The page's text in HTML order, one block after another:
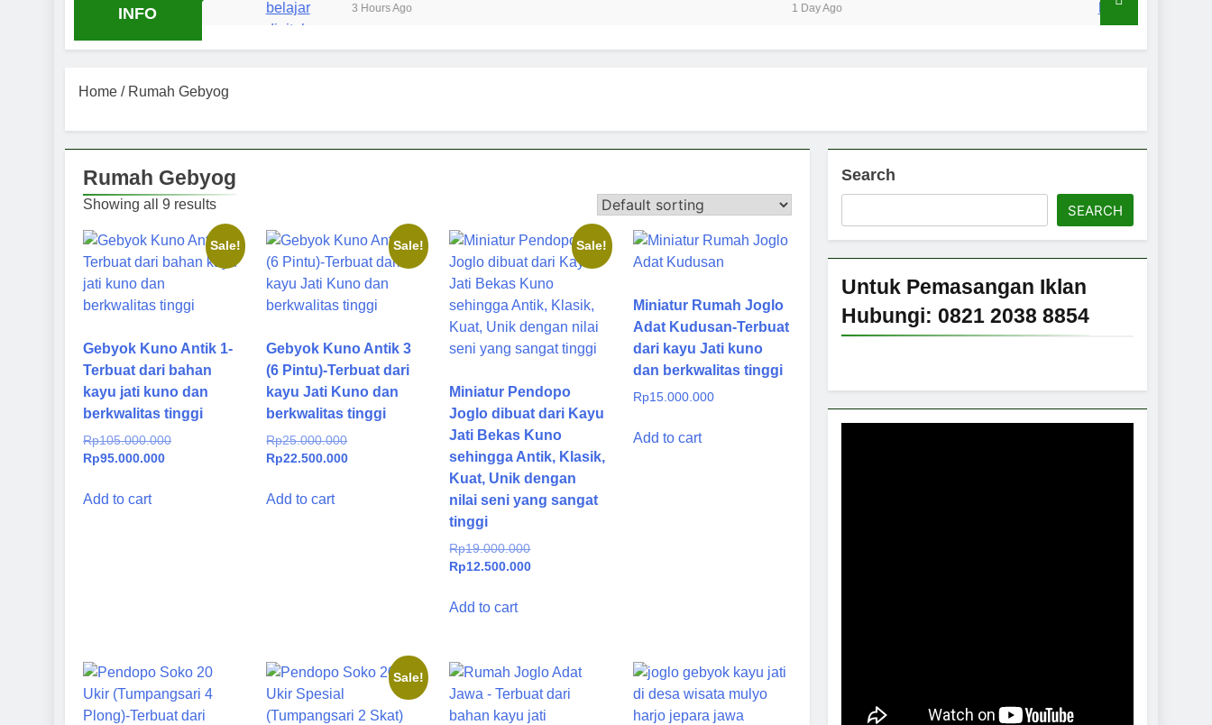
INFO
3 Hours Ago 2 Days Ago
Home / Rumah Gebyog
Rumah Gebyog
Showing all 9 results
Sale!
Gebyok Kuno Antik 1-
Terbuat dari bahan
kayu jati kuno dan
berkwalitas tinggi
Rp105.000.000Original
Rp95.000.000Current
Add to cart
Sale!
Gebyok Kuno Antik 3
(6 Pintu)-Terbuat dari
kayu Jati Kuno dan
berkwalitas tinggi
Rp25.000.000Original
price
Rp22.500.000Current
Add to cart
Sale!
Miniatur Pendopo
Joglo dibuat dari Kayu
Jati Bekas Kuno
sehingga Antik, Klasik,
Kuat, Unik dengan
nilai seni yang sangat
tinggi
Rp19.000.000Original
price
Rp12.500.000Current
Add to cart
Miniatur Rumah Joglo
Adat Kudusan-Terbuat
dari kayu Jati kuno
dan berkwalitas tinggi
Rp15.000.000
Add to cart
Sale!
Search
SEARCH
Untuk Pemasangan Iklan
Hubungi: 0821 2038 8854